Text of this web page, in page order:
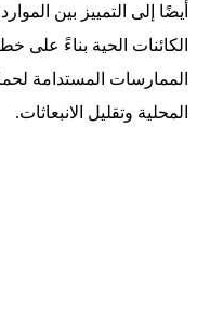
أيضًا إلى التمييز بين
الكائنات الحية بناءً على
الممارسات المستدامة
المحلية وتقليل الانبعاثات.